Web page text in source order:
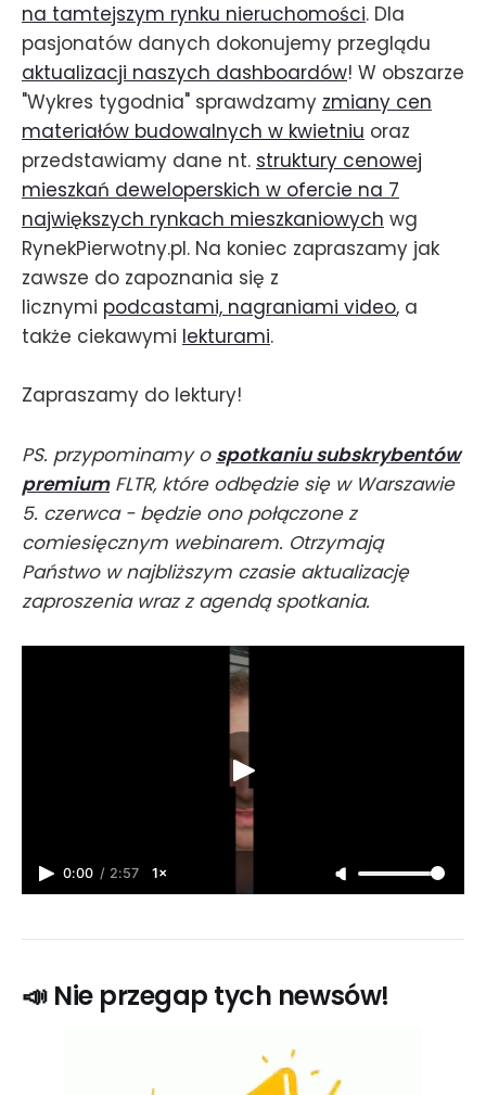
na tamtejszym rynku nieruchomości. Dla
pasjonatów danych dokonujemy przeglądu
aktualizacji naszych dashboardów! W obszarze
"Wykres tygodnia" sprawdzamy zmiany cen
materiałów budowalnych w kwietniu oraz
przedstawiamy dane nt. struktury cenowej
mieszkań deweloperskich w ofercie na 7
największych rynkach mieszkaniowych wg
RynekPierwotny.pl. Na koniec zapraszamy jak
zawsze do zapoznania się z
licznymi podcastami, nagraniami video, a
także ciekawymi lekturami.
Zapraszamy do lektury!
PS. przypominamy o spotkaniu subskrybentów
premiumFLTR, które odbędzie się w Warszawie
5. czerwca - będzie ono połączone z
comiesięcznym webinarem. Otrzymają
Państwo w najbliższym czasie aktualizację
zaproszenia wraz z agendą spotkania.
0:00 / 2:57 1×
📣 Nie przegap tych newsów!